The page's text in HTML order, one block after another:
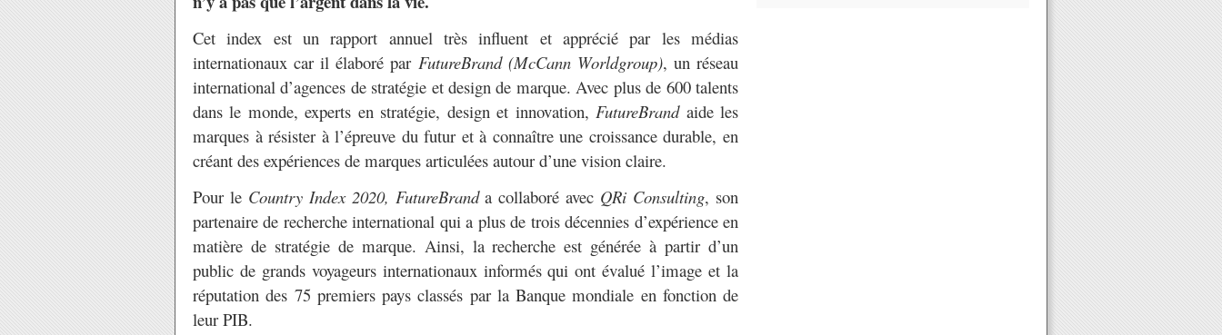
Cet index est un rapport annuel très influent et apprécié par les médias
internationaux car il élaboré par FutureBrand (McCann Worldgroup), un réseau
international d’agences de stratégie et design de marque. Avec plus de 600 talents
dans le monde, experts en stratégie, design et innovation,FutureBrandaide les
marques à résister à l’épreuve du futur et à connaître une croissance durable, en
créant des expériences de marques articulées autour d’une vision claire.
Pour le Country Index 2020, FutureBranda collaboré avec QRi Consulting, son
partenaire de recherche international qui a plus de trois décennies d’expérience en
matière de stratégie de marque. Ainsi, la recherche est générée à partir d’un
public de grands voyageurs internationaux informés qui ont évalué l’image et la
réputation des 75 premiers pays classés par la Banque mondiale en fonction de
leur PIB.